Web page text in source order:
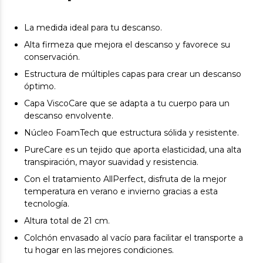
La medida ideal para tu descanso.
Alta firmeza que mejora el descanso y favorece su
conservación.
Estructura de múltiples capas para crear un descanso
óptimo.
Capa ViscoCare que se adapta a tu cuerpo para un
descanso envolvente.
Núcleo FoamTech que estructura sólida y resistente.
PureCare es un tejido que aporta elasticidad, una alta
transpiración, mayor suavidad y resistencia.
Con el tratamiento AllPerfect, disfruta de la mejor
temperatura en verano e invierno gracias a esta
tecnología.
Altura total de 21 cm.
Colchón envasado al vacío para facilitar el transporte a
tu hogar en las mejores condiciones.